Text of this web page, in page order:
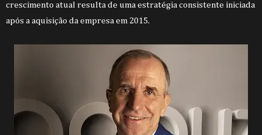
crescimento atual resulta de uma estratégia consistente iniciada
após a aquisição da empresa em 2015.